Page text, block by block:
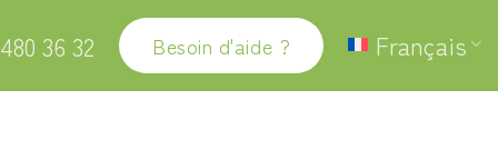
36 32 Besoin d'aide ? Français